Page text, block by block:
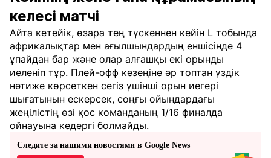
келесі матчі
Айта кетейік, өзара тең түскеннен кейін L тобында
африкалықтар мен ағылшындардың еншісінде 4
ұпайдан бар және олар алғашқы екі орынды
иеленіп тұр. Плей-офф кезеңіне әр топтан үздік
нәтиже көрсеткен сегіз үшінші орын иегері
шығатынын ескерсек, соңғы ойындардағы
жеңілістің өзі қос команданың 1/16 финалда
ойнауына кедергі болмайды.
Следите за нашими новостями в Google News